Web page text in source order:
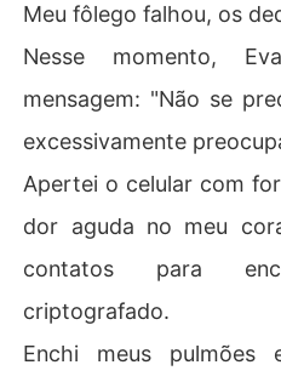
Meu fôlego falhou, os
Nesse momento,
mensagem: "Não se
excessivamente
Apertei o celular com
dor aguda no meu
contatos para
criptografado.
Enchi meus pulmões